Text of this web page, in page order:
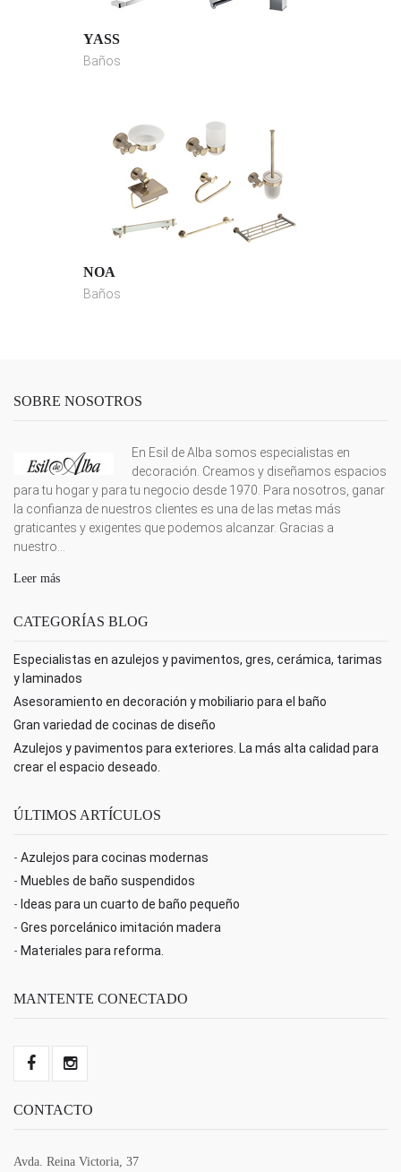
YASS
Baños
NOA
Baños
SOBRE NOSOTROS
En Esil de Alba somos especialistas en
decoración. Creamos y diseñamos espacios
para tu hogar y para tu negocio desde 1970. Para nosotros, ganar
la confianza de nuestros clientes es una de las metas más
graticantes y exigentes que podemos alcanzar. Gracias a
nuestro...
Leer más
CATEGORÍAS BLOG
Especialistas en azulejos y pavimentos, gres, cerámica, tarimas
y laminados
Asesoramiento en decoración y mobiliario para el baño
Gran variedad de cocinas de diseño
Azulejos y pavimentos para exteriores. La más alta calidad para
crear el espacio deseado.
ÚLTIMOS ARTÍCULOS
- Azulejos para cocinas modernas
- Muebles de baño suspendidos
- Ideas para un cuarto de baño pequeño
- Gres porcelánico imitación madera
- Materiales para reforma.
MANTENTE CONECTADO
CONTACTO
Avda. Reina Victoria, 37